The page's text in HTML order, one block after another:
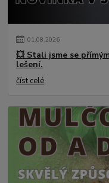
01.08.2026
💥 Stali jsme se
lešení.
číst celé